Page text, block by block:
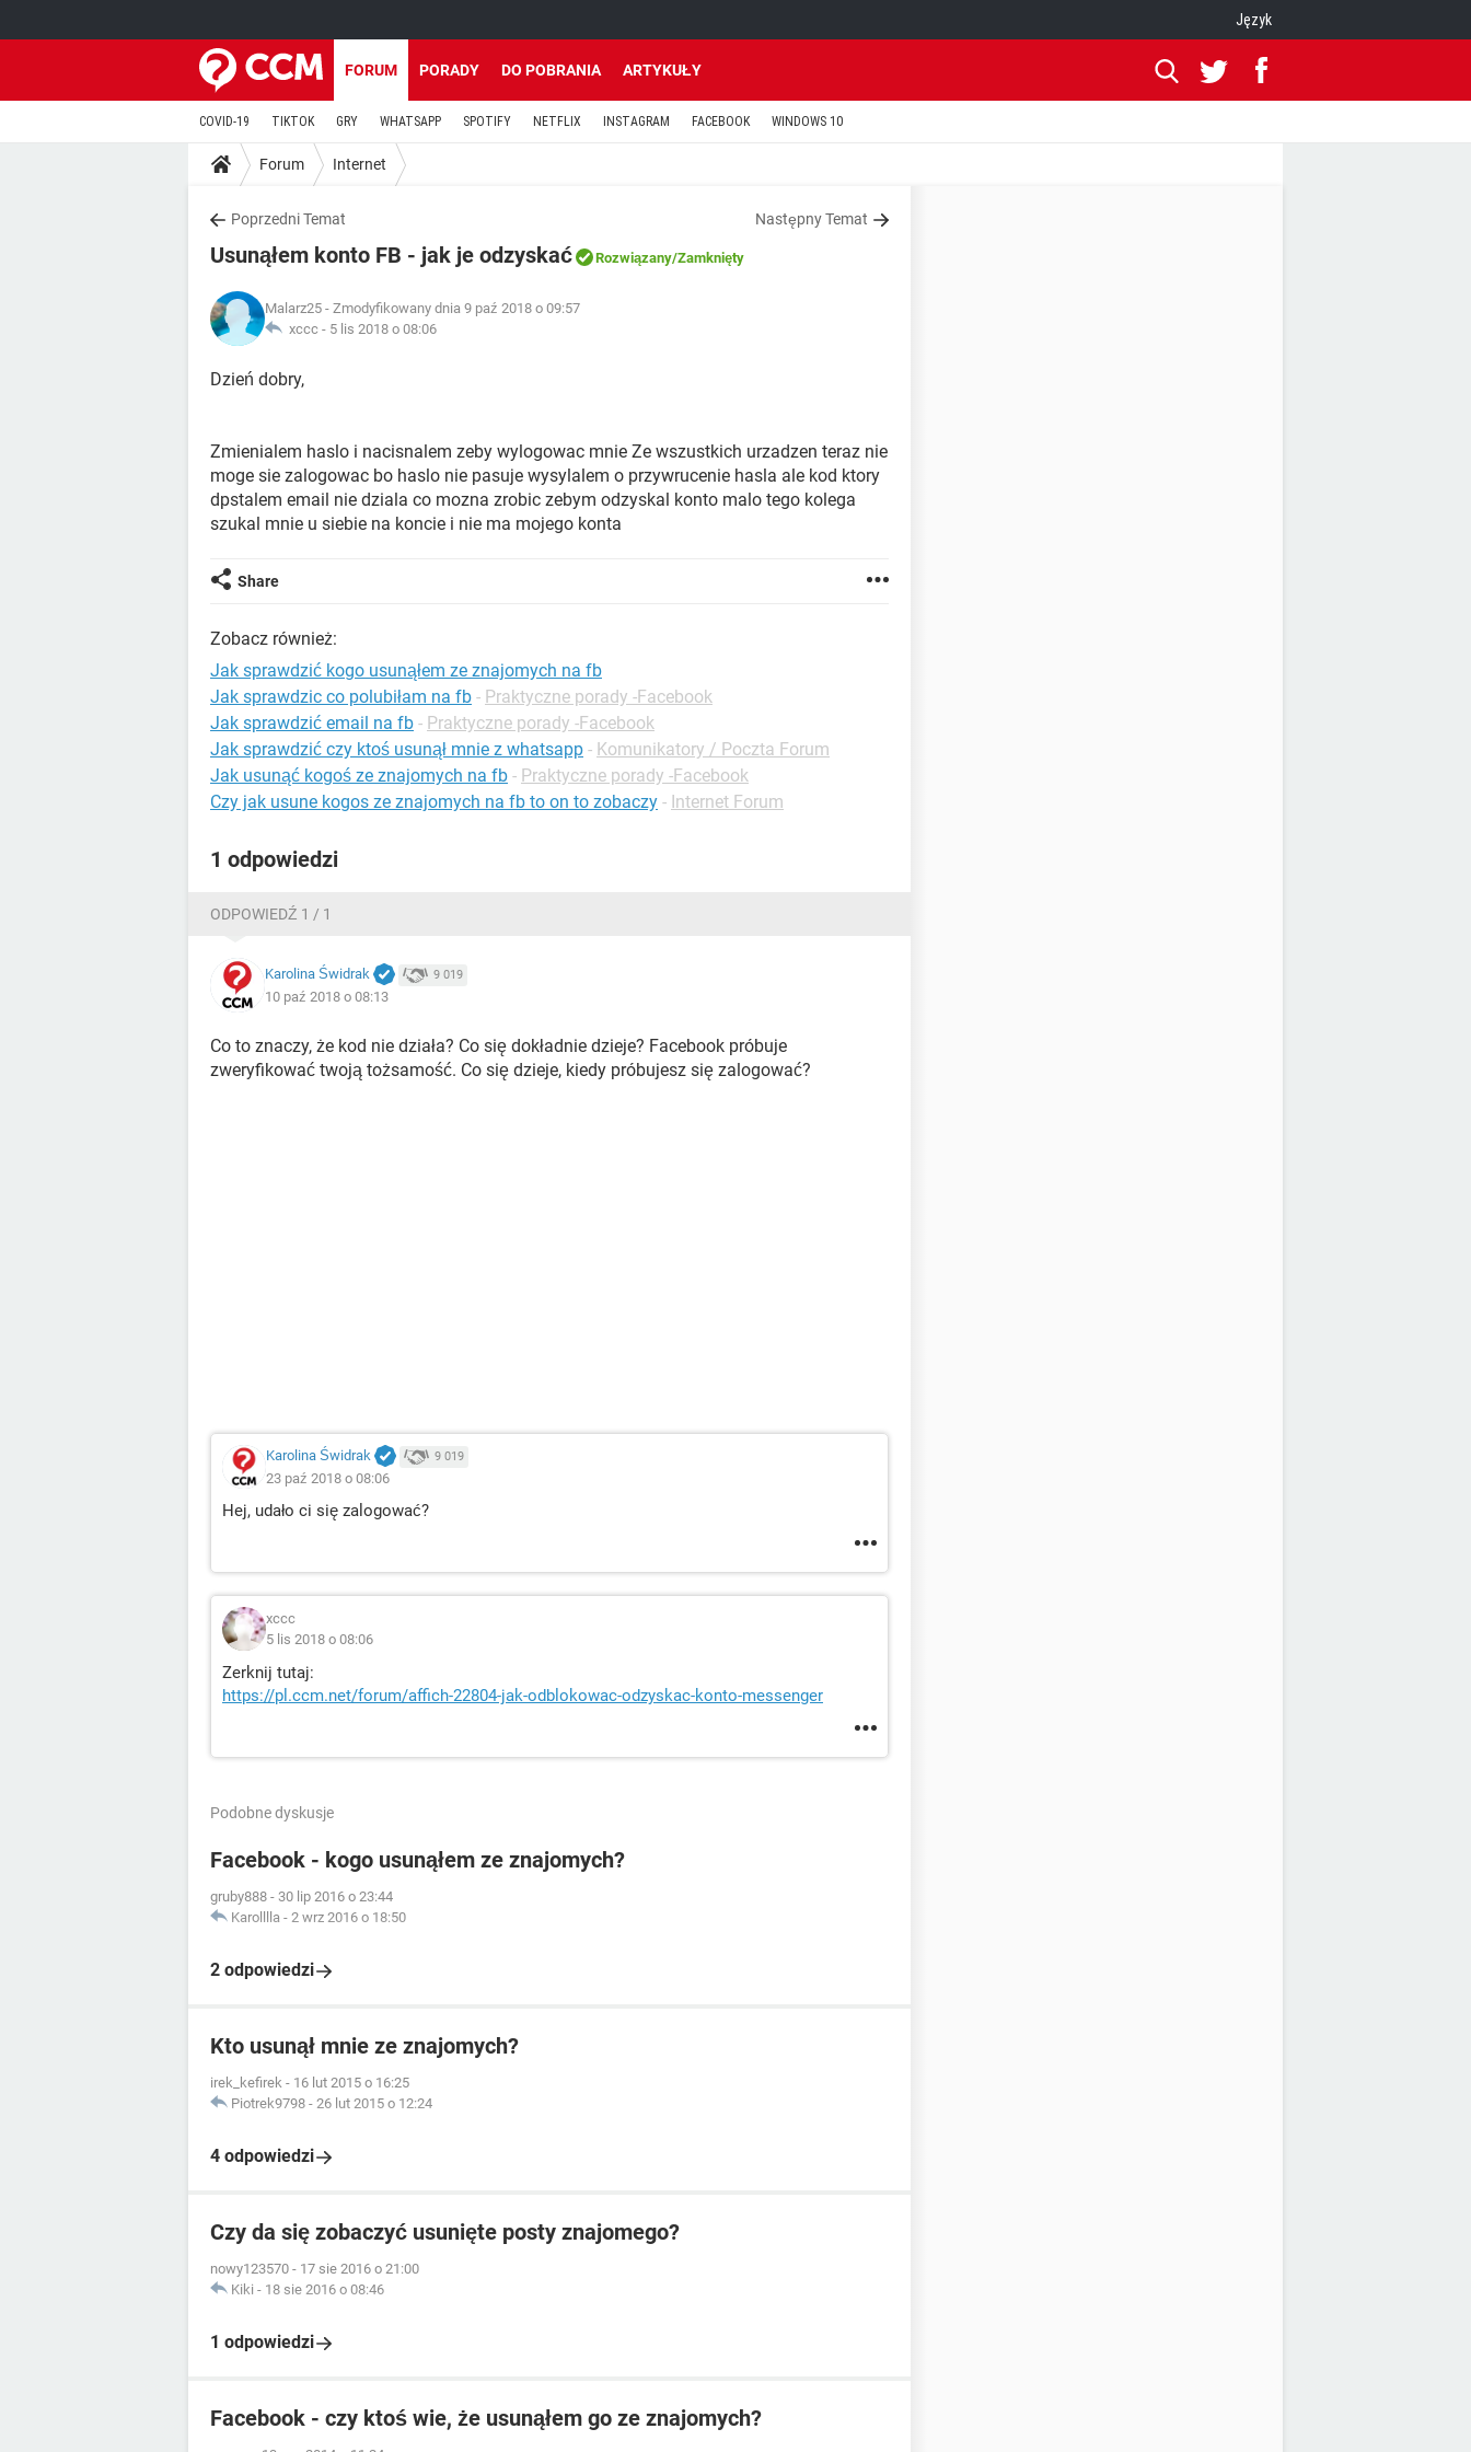
Język
FORUM PORADY DO POBRANIA ARTYKUŁY
COVID-19 TIKTOK GRY WHATSAPP SPOTIFY NETFLIX INSTAGRAM FACEBOOK WINDOWS 10
Forum Internet
Poprzedni Temat Następny Temat
Usunąłem konto FB - jak je odzyskać Rozwiązany/Zamknięty
Malarz25 - Zmodyfikowany dnia 9 paź 2018 o 09:57
xccc - 5 lis 2018 o 08:06
Dzień dobry,
Zmienialem haslo i nacisnalem zeby wylogowac mnie Ze wszustkich urzadzen teraz nie
moge sie zalogowac bo haslo nie pasuje wysylalem o przywrucenie hasla ale kod ktory
dpstalem email nie dziala co mozna zrobic zebym odzyskal konto malo tego kolega
szukal mnie u siebie na koncie i nie ma mojego konta
Share
Zobacz również:
Jak sprawdzić kogo usunąłem ze znajomych na fb
Jak sprawdzic co polubiłam na fb - Praktyczne porady -Facebook
Jak sprawdzić email na fb - Praktyczne porady -Facebook
Jak sprawdzić czy ktoś usunął mnie z whatsapp - Komunikatory / Poczta Forum
Jak usunąć kogoś ze znajomych na fb - Praktyczne porady -Facebook
Czy jak usune kogos ze znajomych na fb to on to zobaczy - Internet Forum
1 odpowiedzi
ODPOWIEDŹ 1 / 1
Karolina Świdrak 9 019
10 paź 2018 o 08:13
Co to znaczy, że kod nie działa? Co się dokładnie dzieje? Facebook próbuje
zweryfikować twoją tożsamość. Co się dzieje, kiedy próbujesz się zalogować?
Karolina Świdrak 9 019
23 paź 2018 o 08:06
Hej, udało ci się zalogować?
xccc
5 lis 2018 o 08:06
Zerknij tutaj:
https://pl.ccm.net/forum/affich-22804-jak-odblokowac-odzyskac-konto-messenger
Podobne dyskusje
Facebook - kogo usunąłem ze znajomych?
gruby888 - 30 lip 2016 o 23:44
Karolllla - 2 wrz 2016 o 18:50
2 odpowiedzi
Kto usunął mnie ze znajomych?
irek_kefirek - 16 lut 2015 o 16:25
Piotrek9798 - 26 lut 2015 o 12:24
4 odpowiedzi
Czy da się zobaczyć usunięte posty znajomego?
nowy123570 - 17 sie 2016 o 21:00
Kiki - 18 sie 2016 o 08:46
1 odpowiedzi
Facebook - czy ktoś wie, że usunąłem go ze znajomych?